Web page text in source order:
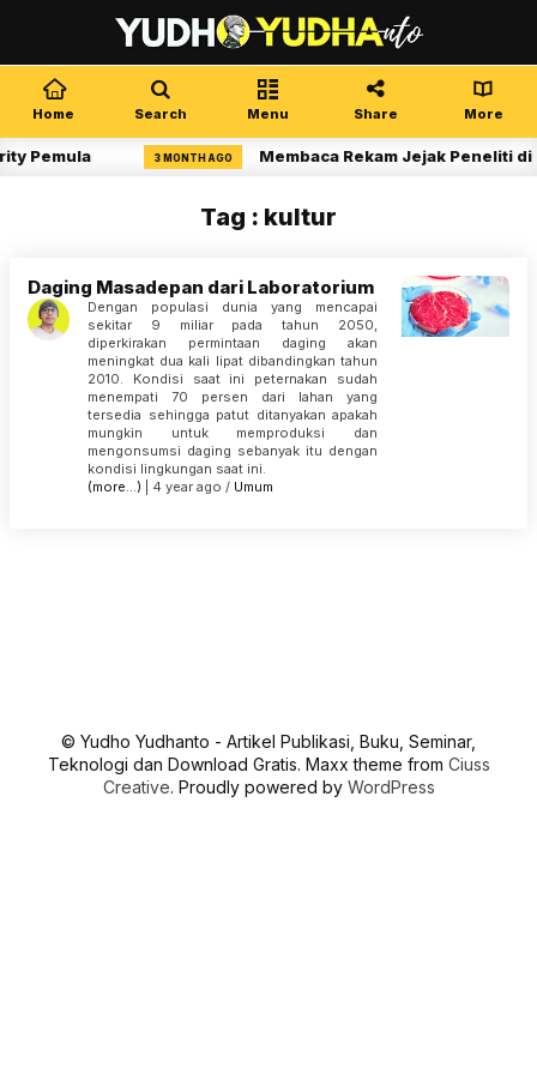
Home Search Menu Share More
Pemula 3 MONTH AGO Membaca Rekam Jejak Peneliti di
Tag : kultur
Daging Masadepan dari Laboratorium
Dengan populasi dunia yang mencapai
sekitar 9 miliar pada tahun 2050,
diperkirakan permintaan daging akan
meningkat dua kali lipat dibandingkan tahun
2010. Kondisi saat ini peternakan sudah
menempati 70 persen dari lahan yang
tersedia sehingga patut ditanyakan apakah
mungkin untuk memproduksi dan
mengonsumsi daging sebanyak itu dengan
kondisi lingkungan saat ini.
(more…) | 4 year ago / Umum
© Yudho Yudhanto - Artikel Publikasi, Buku, Seminar,
Teknologi dan Download Gratis. Maxx theme from Ciuss
Creative. Proudly powered by WordPress